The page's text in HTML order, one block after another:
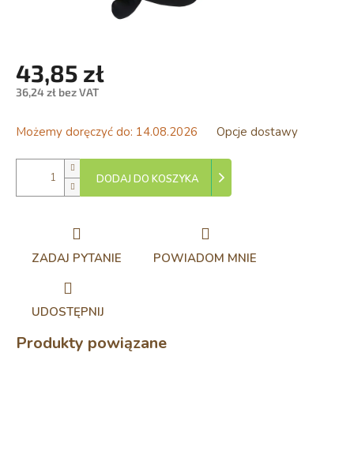
43,85 zł
36,24 zł bez VAT
jednostkowa:
Możemy doręczyć do: 14.08.2026 Opcje dostawy
DODAJ DO KOSZYKA
ZADAJ PYTANIE POWIADOM MNIE
UDOSTĘPNIJ
Produkty powiązane